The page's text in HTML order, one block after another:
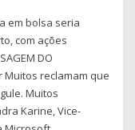
em bolsa seria
com ações
DO
Muitos reclamam que
Muitos
Karine, Vice-